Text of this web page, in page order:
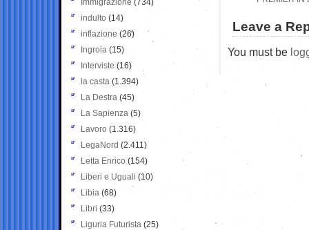
Leave a
You must be
Immigrazione (734)
indulto (14)
inflazione (26)
Ingroia (15)
Interviste (16)
la casta (1.394)
La Destra (45)
La Sapienza (5)
Lavoro (1.316)
LegaNord (2.411)
Letta Enrico (154)
Liberi e Uguali (10)
Libia (68)
Libri (33)
Liguria Futurista (25)